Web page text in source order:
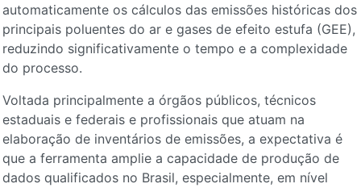
automaticamente os cálculos das emissões históricas dos
principais poluentes do ar e gases de efeito estufa (GEE),
reduzindo significativamente o tempo e a complexidade
do processo.
Voltada principalmente a órgãos públicos, técnicos
estaduais e federais e profissionais que atuam na
elaboração de inventários de emissões, a expectativa é
que a ferramenta amplie a capacidade de produção de
dados qualificados no Brasil, especialmente, em nível